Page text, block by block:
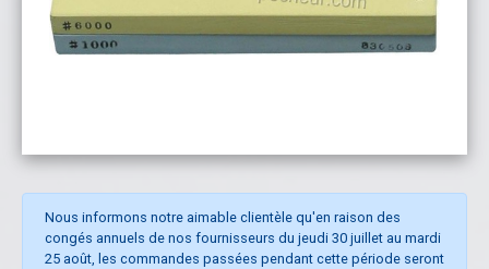
Nous informons notre aimable clientèle qu'en raison des
congés annuels de nos fournisseurs du jeudi 30 juillet au mardi
25 août, les commandes passées pendant cette période seront